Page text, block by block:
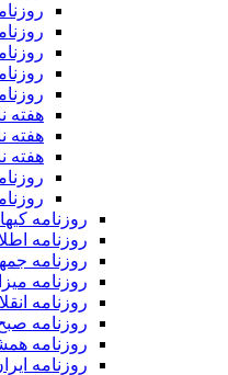
هفته
هفته
هفته
روزنامه
روزنامه
روزنامه
روزنامه
روزنامه
روزنامه
روزنامه
روزنامه